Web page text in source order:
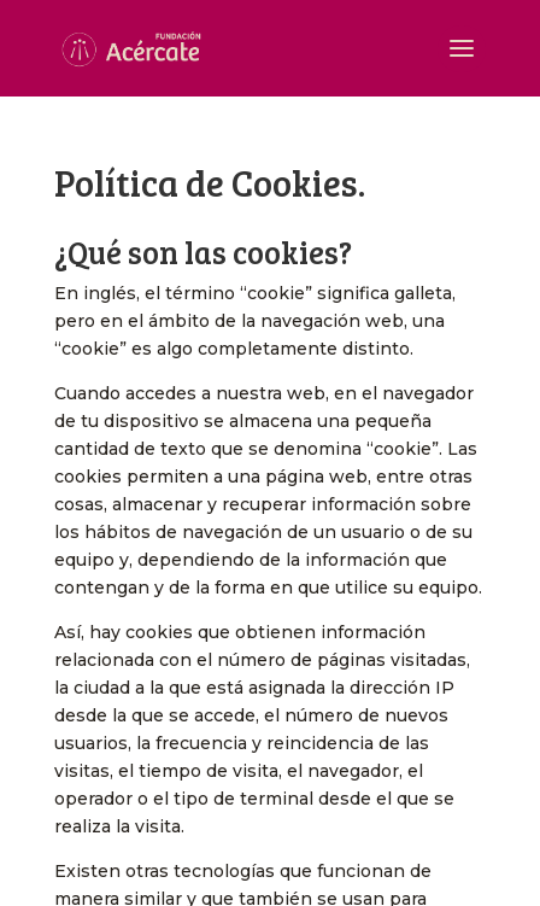
Política de Cookies.
¿Qué son las cookies?
En inglés, el término “cookie” significa galleta,
pero en el ámbito de la navegación web, una
“cookie” es algo completamente distinto.
Cuando accedes a nuestra web, en el navegador
de tu dispositivo se almacena una pequeña
cantidad de texto que se denomina “cookie”. Las
cookies permiten a una página web, entre otras
cosas, almacenar y recuperar información sobre
los hábitos de navegación de un usuario o de su
equipo y, dependiendo de la información que
contengan y de la forma en que utilice su equipo.
Así, hay cookies que obtienen información
relacionada con el número de páginas visitadas,
la ciudad a la que está asignada la dirección IP
desde la que se accede, el número de nuevos
usuarios, la frecuencia y reincidencia de las
visitas, el tiempo de visita, el navegador, el
operador o el tipo de terminal desde el que se
realiza la visita.
Existen otras tecnologías que funcionan de
manera similar y que también se usan para